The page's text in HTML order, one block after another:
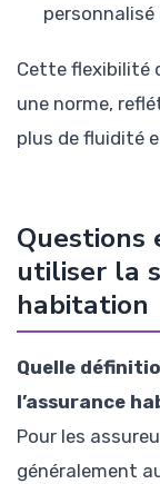
Cette flexibilité
une norme,
plus de fluidité
Questions
utiliser la
habitation
Quelle
l’assurance
Pour les
généralement